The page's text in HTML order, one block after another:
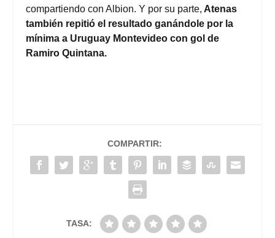
compartiendo con Albion. Y por su parte, Atenas
también repitió el resultado ganándole por la
mínima a Uruguay Montevideo con gol de
Ramiro Quintana.
COMPARTIR:
TASA: